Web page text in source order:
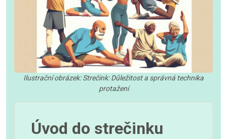
Ilustrační obrázek: Strečink: Důležitost a správná technika
protažení
Úvod do strečinku